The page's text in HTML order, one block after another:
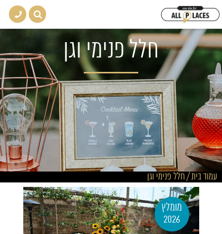
חלל פנימי וגן
עמוד בית/חלל פנימי וגן
מומלץ
2026